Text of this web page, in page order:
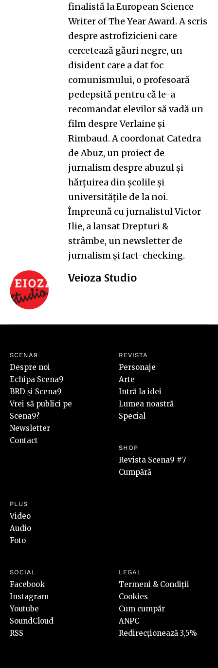
finalistă la European Science
Writer of The Year Award. A scris
despre astrofizicieni care
cercetează găuri negre, un
disident care a dat foc
comunismului, o profesoară
pedepsită pentru că le-a
recomandat elevilor să vadă un
film despre Verlaine și
Rimbaud. A coordonat Catedra
de Abuz, un proiect de
jurnalism despre abuzul și
hărțuirea din școlile și
universitățile de la noi.
Împreună cu jurnalistul Victor
Ilie, a lansatDrepturi &
strâmbe, un newsletter de
jurnalism și fact-checking.
Veioza Studio
SCENA9
Despre noi
Echipa Scena9
BRD și Scena9
Vrei să publici pe
Scena9?
Newsletter
Contact
REVISTA
Personaje
Arte
Intră la idei
Lumea noastră
Special
SHOP
Revista Scena9 #7
Cumpără
PLUS
Video
Audio
Foto
SOCIAL
Facebook
Instagram
Youtube
SoundCloud
RSS
LEGAL
Termeni & Condiții
Cookies
Cum cumpăr
ANPC
Redirecționează 3,5%